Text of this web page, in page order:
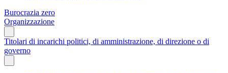
Burocrazia zero
Organizzazione
Titolari di incarichi politici, di amministrazione, di direzione o di
governo